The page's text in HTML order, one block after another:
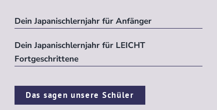
Dein Japanischlernjahr für Anfänger
Dein Japanischlernjahr für LEICHT
Fortgeschrittene
Das sagen unsere Schüler